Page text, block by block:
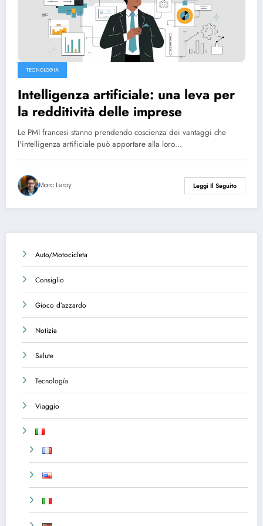
TECNOLOGIA
Intelligenza artificiale: una leva per
la redditività delle imprese
Le PMI francesi stanno prendendo coscienza dei vantaggi che
l'intelligenza artificiale può apportare alla loro…
Marc Leroy Leggi Il Seguito
Auto/Motocicleta
Consiglio
Gioco d’azzardo
Notizia
Salute
Tecnología
Viaggio